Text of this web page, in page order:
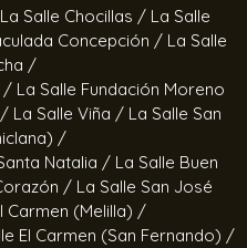
La Salle Chocillas / La Salle
Concepción / La Salle
/
/ La Salle Fundación Moreno
/ La Salle Viña / La Salle San
/
Natalia / La Salle Buen
/ La Salle San José
Carmen (Melilla) /
El Carmen (San Fernando) /